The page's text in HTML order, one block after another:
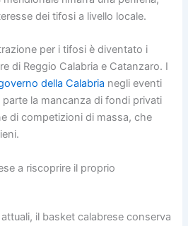
dei tifosi a livello locale.
per i tifosi è diventato i
di Reggio Calabria e Catanzaro. I
della Calabria negli eventi
la mancanza di fondi privati
di competizioni di massa, che
a riscoprire il proprio
il basket calabrese conserva